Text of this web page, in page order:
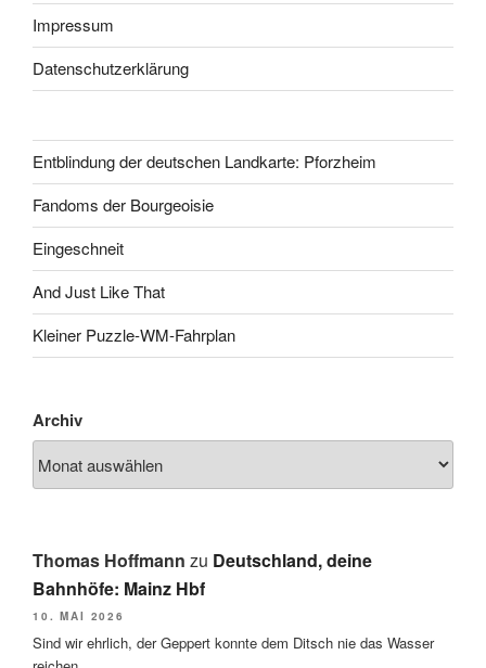
Impressum
Datenschutzerklärung
Entblindung der deutschen Landkarte: Pforzheim
Fandoms der Bourgeoisie
Eingeschneit
And Just Like That
Kleiner Puzzle-WM-Fahrplan
Archiv
Thomas Hoffmann zu Deutschland, deine
Bahnhöfe: Mainz Hbf
10. MAI 2026
Sind wir ehrlich, der Geppert konnte dem Ditsch nie das Wasser